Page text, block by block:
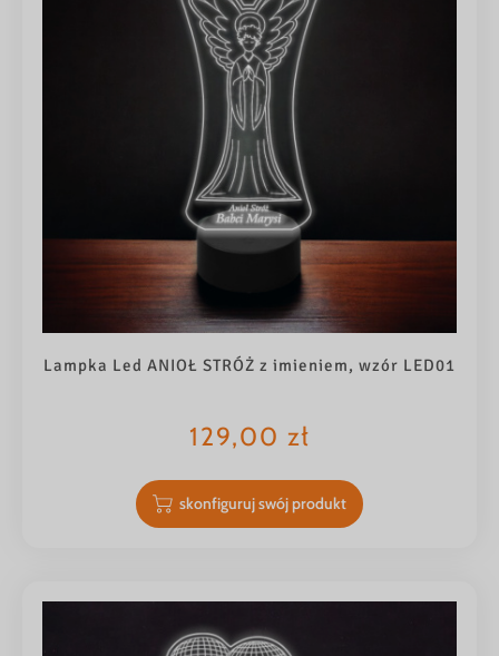
Lampka Led ANIOŁ STRÓŻ z imieniem, wzór LED01
129,00 zł
skonfiguruj swój produkt